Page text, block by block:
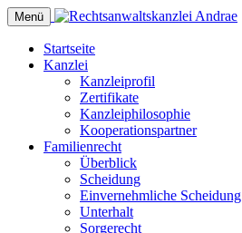
Menü
Startseite
Kanzlei
Kanzleiprofil
Zertifikate
Kanzleiphilosophie
Kooperationspartner
Familienrecht
Überblick
Scheidung
Einvernehmliche Scheidung
Unterhalt
Sorgerecht